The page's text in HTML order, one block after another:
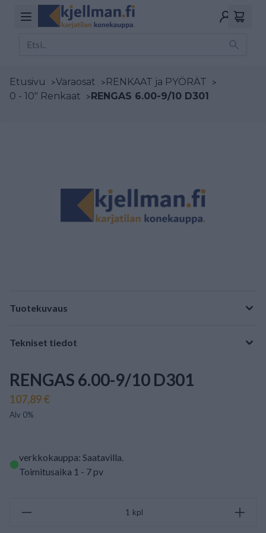
Etusivu >Varaosat >RENKAAT ja PYÖRÄT >
0 - 10" Renkaat >RENGAS 6.00-9/10 D301
Tuotekuvaus
Tekniset tiedot
RENGAS 6.00-9/10 D301
107,89 €
Alv 0%
verkkokauppa: Saatavilla.
Toimitusaika 1 - 7 pv
kpl